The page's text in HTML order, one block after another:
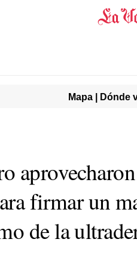
Mapa | Dónde
firmar un
de la